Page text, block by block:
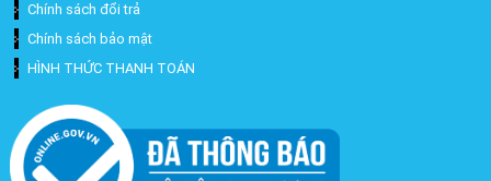
Chính sách đổi trả
Chính sách bảo mật
HÌNH THỨC THANH TOÁN